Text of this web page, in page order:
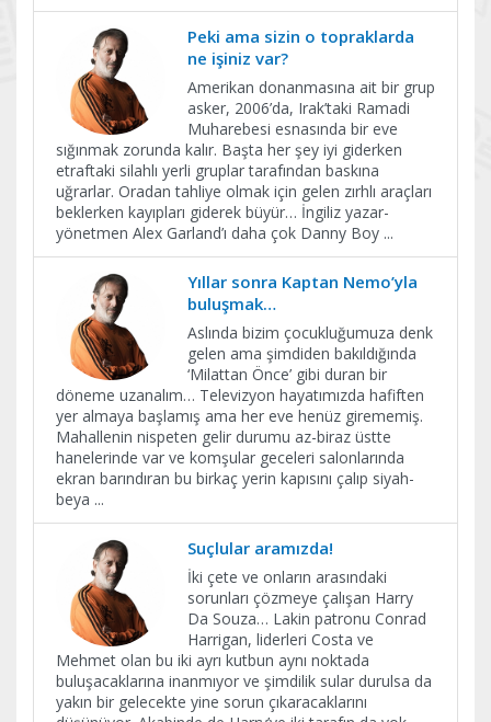
Peki ama sizin o topraklarda
ne işiniz var?
Amerikan donanmasına ait bir grup
asker, 2006’da, Irak’taki Ramadi
Muharebesi esnasında bir eve
sığınmak zorunda kalır. Başta her şey iyi giderken
etraftaki silahlı yerli gruplar tarafından baskına
uğrarlar. Oradan tahliye olmak için gelen zırhlı araçları
beklerken kayıpları giderek büyür… İngiliz yazar-
yönetmen Alex Garland’ı daha çok Danny Boy ...
Yıllar sonra Kaptan Nemo’yla
buluşmak…
Aslında bizim çocukluğumuza denk
gelen ama şimdiden bakıldığında
‘Milattan Önce’ gibi duran bir
döneme uzanalım… Televizyon hayatımızda hafiften
yer almaya başlamış ama her eve henüz girememiş.
Mahallenin nispeten gelir durumu az-biraz üstte
hanelerinde var ve komşular geceleri salonlarında
ekran barındıran bu birkaç yerin kapısını çalıp siyah-
beya ...
Suçlular aramızda!
İki çete ve onların arasındaki
sorunları çözmeye çalışan Harry
Da Souza… Lakin patronu Conrad
Harrigan, liderleri Costa ve
Mehmet olan bu iki ayrı kutbun aynı noktada
buluşacaklarına inanmıyor ve şimdilik sular durulsa da
yakın bir gelecekte yine sorun çıkaracaklarını